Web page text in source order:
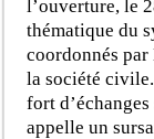
l’ouverture, le
thématique du
coordonnés
la société
fort
appelle un